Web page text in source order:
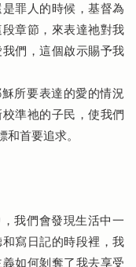
罪人的時候，基督為
章節，來表達祂對我
們，這個啟示賜予我
所要表達的愛的情況
準祂的子民，使我們
首要追求。
我們會發現生活中一
寫日記的時段裡，我
如何剝奪了我去享受